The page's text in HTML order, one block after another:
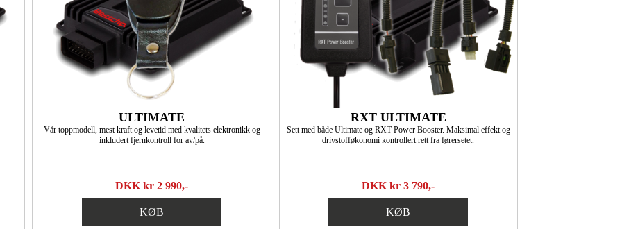
ULTIMATE
Vår toppmodell, mest kraft og levetid med kvalitets elektronikk og
inkludert fjernkontroll for av/på.
DKK kr 2 990,-
KØB
RXT ULTIMATE
Sett med både Ultimate og RXT Power Booster. Maksimal effekt og
drivstofføkonomi kontrollert rett fra førersetet.
DKK kr 3 790,-
KØB